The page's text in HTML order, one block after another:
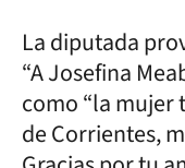
La diputada
“A Josefina
como “la mujer
de Corrientes,